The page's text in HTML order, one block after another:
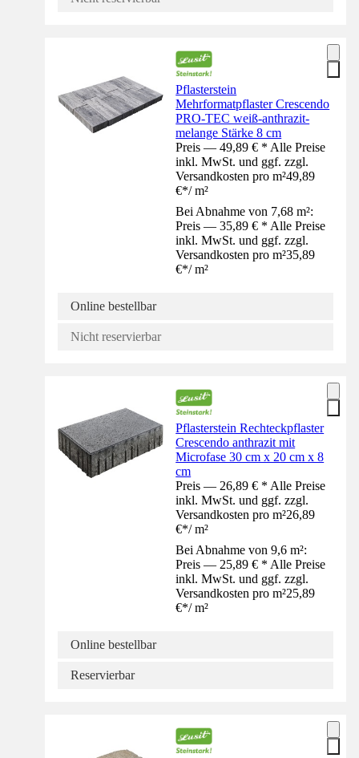
Pflasterstein
Mehrformatpflaster Crescendo
PRO-TEC weiß-anthrazit-
melange Stärke 8 cm
Preis — 49,89 € * Alle Preise
inkl. MwSt. und ggf. zzgl.
Versandkosten pro m²49,89
€*/ m²
Bei Abnahme von 7,68 m²:
Preis — 35,89 € * Alle Preise
inkl. MwSt. und ggf. zzgl.
Versandkosten pro m²35,89
€*/ m²
Online bestellbar
Nicht reservierbar
Pflasterstein Rechteckpflaster
Crescendo anthrazit mit
Microfase 30 cm x 20 cm x 8
cm
Preis — 26,89 € * Alle Preise
inkl. MwSt. und ggf. zzgl.
Versandkosten pro m²26,89
€*/ m²
Bei Abnahme von 9,6 m²:
Preis — 25,89 € * Alle Preise
inkl. MwSt. und ggf. zzgl.
Versandkosten pro m²25,89
€*/ m²
Online bestellbar
Reservierbar